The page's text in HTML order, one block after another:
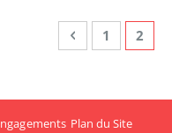
PagePage
Précédent
Page
1 2
Plan du Site